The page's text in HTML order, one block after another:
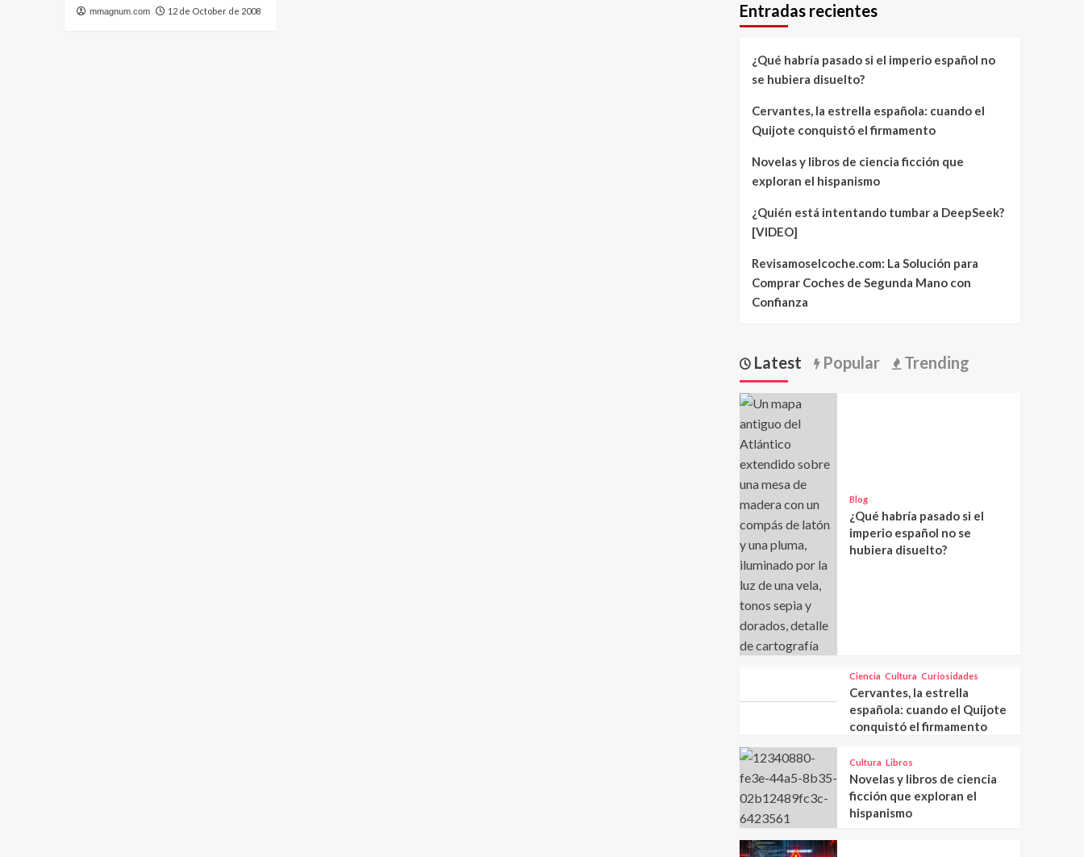
mmagnum.com 12 de October de 2008 Entradas recientes
¿Qué habría pasado si el imperio español no
se hubiera disuelto?
Cervantes, la estrella española: cuando el
Quijote conquistó el firmamento
Novelas y libros de ciencia ficción que
exploran el hispanismo
¿Quién está intentando tumbar a DeepSeek?
[VIDEO]
Revisamoselcoche.com: La Solución para
Comprar Coches de Segunda Mano con
Confianza
Latest Popular Trending
Blog
¿Qué habría pasado si el
imperio español no se
hubiera disuelto?
Ciencia Cultura Curiosidades
Cervantes, la estrella
española: cuando el Quijote
conquistó el firmamento
Cultura Libros
Novelas y libros de ciencia
ficción que exploran el
hispanismo